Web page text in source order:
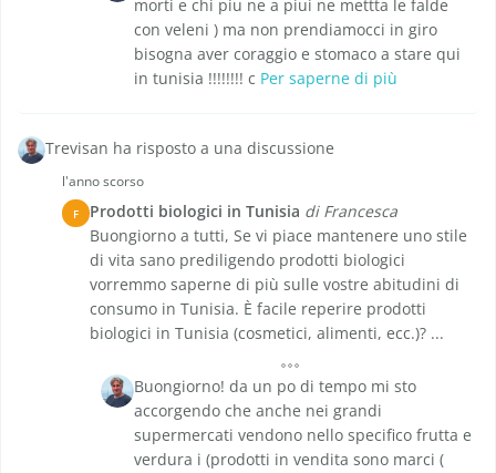
morti e chi piu ne a piui ne mettta le falde
con veleni ) ma non prendiamocci in giro
bisogna aver coraggio e stomaco a stare qui
in tunisia !!!!!!!! c Per saperne di più
Trevisan ha risposto a una discussione
l'anno scorso
F Prodotti biologici in Tunisia di Francesca
Buongiorno a tutti, Se vi piace mantenere uno stile
di vita sano prediligendo prodotti biologici
vorremmo saperne di più sulle vostre abitudini di
consumo in Tunisia. È facile reperire prodotti
biologici in Tunisia (cosmetici, alimenti, ecc.)? ...
Buongiorno! da un po di tempo mi sto
accorgendo che anche nei grandi
supermercati vendono nello specifico frutta e
verdura i (prodotti in vendita sono marci (